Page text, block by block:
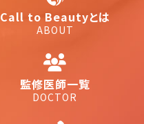
Call to Beautyとは
ABOUT
監修医師一覧
DOCTOR